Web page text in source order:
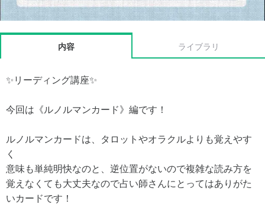
内容 ライブラリ
✨リーディング講座✨
今回は《ルノルマンカード》編です！
ルノルマンカードは、タロットやオラクルよりも覚えやす
く
意味も単純明快なのと、逆位置がないので複雑な読み方を
覚えなくても大丈夫なので占い師さんにとってはありがた
いカードです！